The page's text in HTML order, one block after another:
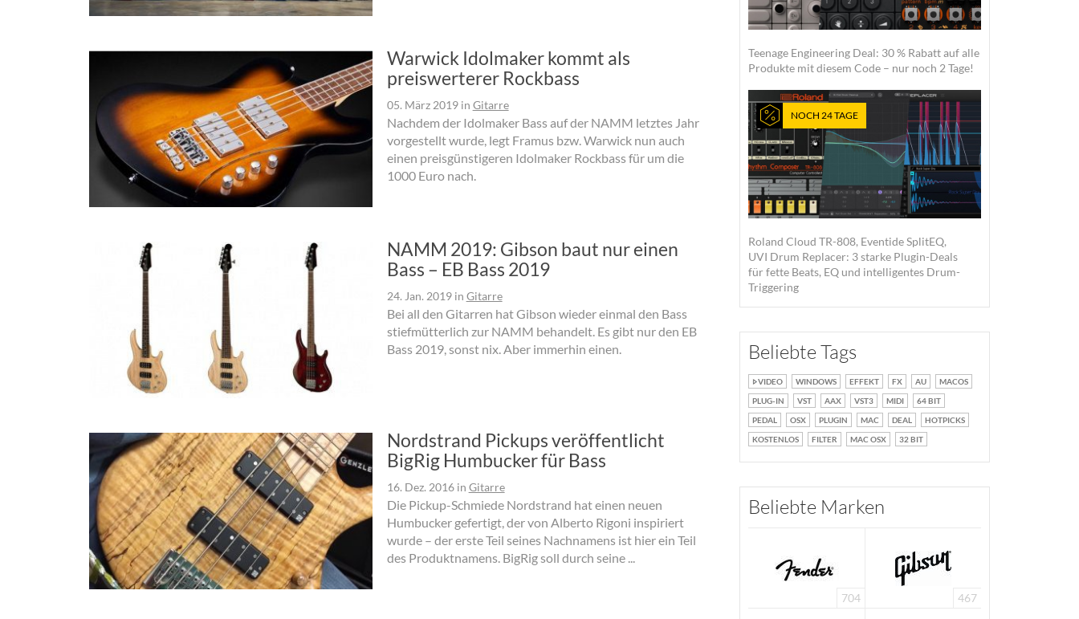
Warwick Idolmaker kommt als
preiswerterer Rockbass
05. März 2019in Gitarre
Nachdem der Idolmaker Bass auf der NAMM letztes Jahr
vorgestellt wurde, legt Framus bzw. Warwick nun auch
einen preisgünstigeren Idolmaker Rockbass für um die
1000 Euro nach.
NAMM 2019: Gibson baut nur einen
Bass – EB Bass 2019
24. Jan. 2019in Gitarre
Bei all den Gitarren hat Gibson wieder einmal den Bass
stiefmütterlich zur NAMM behandelt. Es gibt nur den EB
Bass 2019, sonst nix. Aber immerhin einen.
Nordstrand Pickups veröffentlicht
BigRig Humbucker für Bass
16. Dez. 2016in Gitarre
Die Pickup-Schmiede Nordstrand hat einen neuen
Humbucker gefertigt, der von Alberto Rigoni inspiriert
wurde – der erste Teil seines Nachnamens ist hier ein Teil
des Produktnamens. BigRig soll durch seine ...
Teenage Engineering Deal: 30 % Rabatt auf alle
Produkte mit diesem Code – nur noch 2 Tage!
NOCH 24 TAGE
Roland Cloud TR-808, Eventide SplitEQ,
UVI Drum Replacer: 3 starke Plugin-Deals
für fette Beats, EQ und intelligentes Drum-
Triggering
Beliebte Tags
VIDEO WINDOWS EFFEKT FX AU
MACOS
PLUG-IN
VST AAX VST3 MIDI
64 BIT
PEDAL
OSX PLUGIN MAC DEAL
HOTPICKS
KOSTENLOS
FILTER MAC OSX 32 BIT
Beliebte Marken
704 467